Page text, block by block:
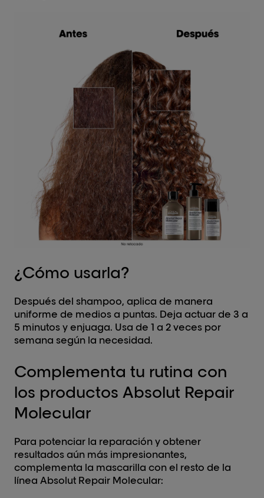
¿Cómo usarla?
Después del shampoo, aplica de manera
uniforme de medios a puntas. Deja actuar de 3 a
5 minutos y enjuaga. Usa de 1 a 2 veces por
semana según la necesidad.
Complementa tu rutina con
los productos Absolut Repair
Molecular
Para potenciar la reparación y obtener
resultados aún más impresionantes,
complementa la mascarilla con el resto de la
línea Absolut Repair Molecular: